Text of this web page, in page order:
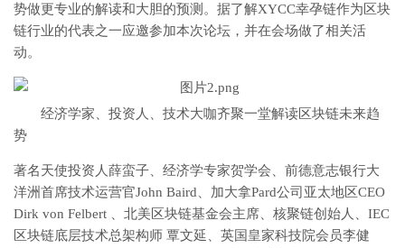
势做更专业的解读和大胆的预测。据了解XYCC幸孕链作为区块
链行业的代表之一应邀参加本次论坛，并在会场做了相关活
动。
经济学家、投资人、技术大咖齐聚一堂解读区块链未来趋
势
著名天使投资人薛蛮子、经济学专家贺学会、前德意志银行大
洋洲首席技术运营官John Baird、加大拿Pard公司亚太地区CEO
Dirk von Felbert 、北美区块链基金会主席、核聚链创始人、IEC
区块链底层技术总架构师 覃文延、英国皇家科技院会员李健